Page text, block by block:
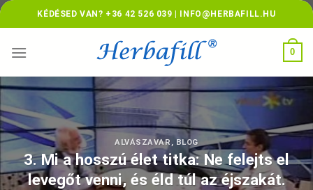
Skip
to
KÉDÉSED VAN? +36 42 526 039 | INFO@HERBAFILL.HU
0
ALVÁSZAVAR , BLOG
3. Mi a hosszú élet titka: Ne felejts el
levegőt venni, és éld túl az éjszakát.